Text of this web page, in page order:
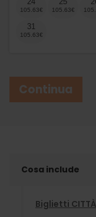
24 25
31
Continua
Cosa include
Biglietti CITTÀ